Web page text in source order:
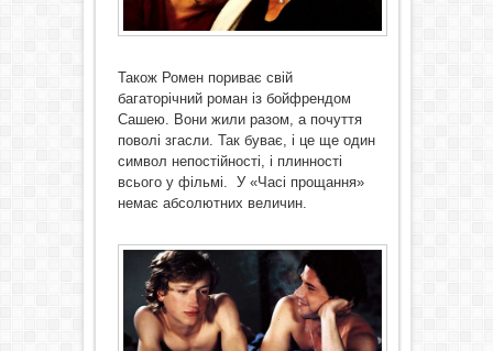
Також Ромен пориває свій
багаторічний роман із бойфрендом
Сашею. Вони жили разом, а почуття
поволі згасли. Так буває, і це ще один
символ непостійності, і плинності
всього у фільмі. У «Часі прощання»
немає абсолютних величин.